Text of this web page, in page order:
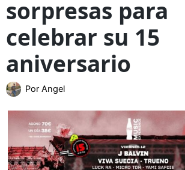
sorpresas para
celebrar su 15
aniversario
Por Angel